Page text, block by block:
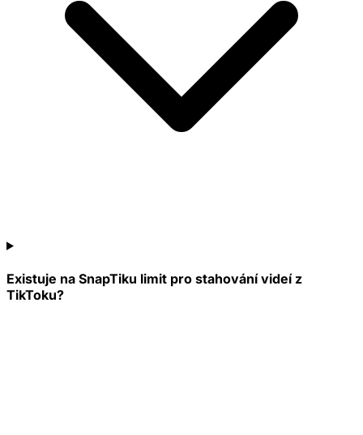
Existuje na SnapTiku limit pro stahování videí z
TikToku?